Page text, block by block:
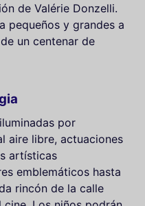
de Valérie Donzelli.
pequeños y grandes a
un centenar de
por
aire libre, actuaciones
artísticas
emblemáticos hasta
rincón de la calle